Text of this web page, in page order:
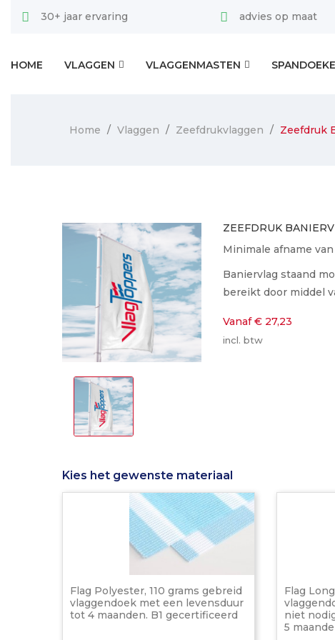
30+ jaar ervaring advies op maat
HOME VLAGGEN VLAGGENMASTEN
Home Vlaggen Zeefdrukvlaggen Zeefdruk
ZEEFDRUK
Minimale afname
Baniervlag staand
bereikt door middel
Vanaf € 27,23
incl. btw
Kies het gewenste materiaal
Flag
Polyester,
110
levensduur
maanden.
Flag Polyester, 110 grams gebreid
vlaggendoek met een levensduur
tot 4 maanden. B1 gecertificeerd
Flag
niet
5